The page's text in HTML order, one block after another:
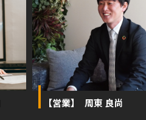
【営業】 周東 良尚